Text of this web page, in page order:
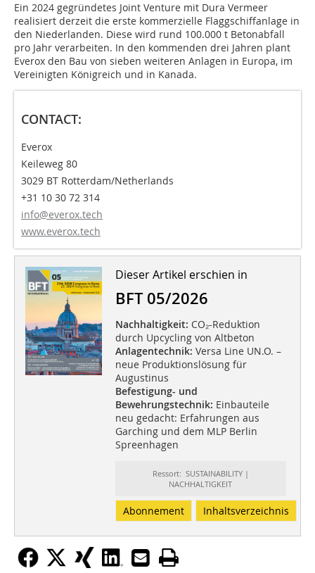
Ein 2024 gegründetes Joint Venture mit Dura Vermeer
realisiert derzeit die erste kommerzielle Flaggschiffanlage in
den Niederlanden. Diese wird rund 100.000 t Betonabfall
pro Jahr verarbeiten. In den kommenden drei Jahren plant
Everox den Bau von sieben weiteren Anlagen in Europa, im
Vereinigten Königreich und in Kanada.
CONTACT:
Everox
Keileweg 80
3029 BT Rotterdam/Netherlands
+31 10 30 72 314
info@everox.tech
www.everox.tech
Dieser Artikel erschien in
BFT 05/2026
Nachhaltigkeit: CO₂-Reduktion
durch Upcycling von Altbeton
Anlagentechnik: Versa Line UN.O. –
neue Produktionslösung für
Augustinus
Befestigung- und
Bewehrungstechnik: Einbauteile
neu gedacht: Erfahrungen aus
Garching und dem MLP Berlin
Spreenhagen
Ressort: SUSTAINABILITY |
NACHHALTIGKEIT
Abonnement Inhaltsverzeichnis